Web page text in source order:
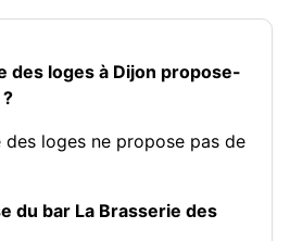
des loges à Dijon propose-
des loges ne propose pas de
du bar La Brasserie des